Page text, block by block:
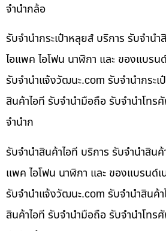
จำนำกล้อ
รับจำนำกระเป๋าหลุยส์ บริการ รับจำน
ไอแพค ไอโฟน นาฬิกา และ ของแบรน
รับจํานําแจ้งวัฒนะ.com รับจำนำกระเ
สินค้าไอที รับจำนำมือถือ รับจำนำโทร
จำนำก
รับจำนำสินค้าไอที บริการ รับจำนำสิน
แพค ไอโฟน นาฬิกา และ ของแบรนด์
รับจํานําแจ้งวัฒนะ.com รับจำนำสินค้
สินค้าไอที รับจำนำมือถือ รับจำนำโทร